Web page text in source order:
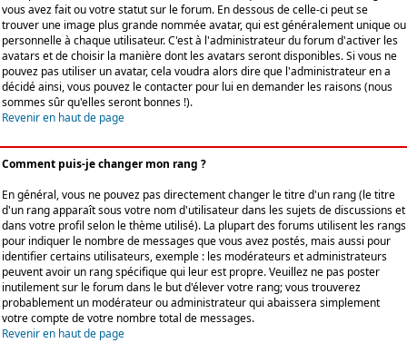
vous avez fait ou votre statut sur le forum. En dessous de celle-ci peut se
trouver une image plus grande nommée avatar, qui est généralement unique ou
personnelle à chaque utilisateur. C'est à l'administrateur du forum d'activer les
avatars et de choisir la manière dont les avatars seront disponibles. Si vous ne
pouvez pas utiliser un avatar, cela voudra alors dire que l'administrateur en a
décidé ainsi, vous pouvez le contacter pour lui en demander les raisons (nous
sommes sûr qu'elles seront bonnes !).
Revenir en haut de page
Comment puis-je changer mon rang ?
En général, vous ne pouvez pas directement changer le titre d'un rang (le titre
d'un rang apparaît sous votre nom d'utilisateur dans les sujets de discussions et
dans votre profil selon le thème utilisé). La plupart des forums utilisent les rangs
pour indiquer le nombre de messages que vous avez postés, mais aussi pour
identifier certains utilisateurs, exemple : les modérateurs et administrateurs
peuvent avoir un rang spécifique qui leur est propre. Veuillez ne pas poster
inutilement sur le forum dans le but d'élever votre rang; vous trouverez
probablement un modérateur ou administrateur qui abaissera simplement
votre compte de votre nombre total de messages.
Revenir en haut de page